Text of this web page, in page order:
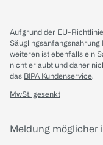
Aufgrund der EU-
Säuglingsanfangsnahrung
weiteren ist ebenfalls ein
nicht erlaubt und daher
das BIPA Kundenservice.
MwSt. gesenkt
Meldung möglicher